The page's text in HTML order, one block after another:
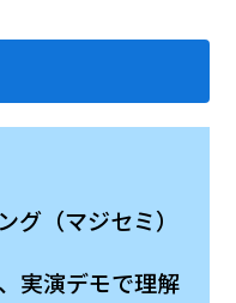
（マジセミ）
実演デモで理解